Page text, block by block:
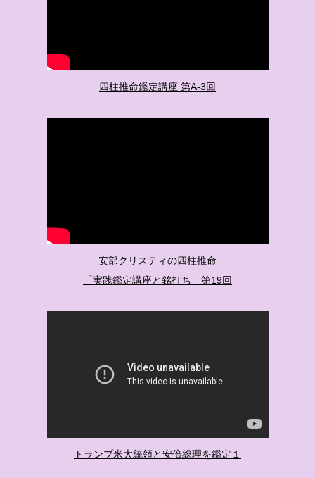
四柱推命鑑定講座 第A-3回
安部クリスティの四柱推命
「実践鑑定講座と銘打ち」第19回
トランプ米大統領と安倍総理を鑑定１